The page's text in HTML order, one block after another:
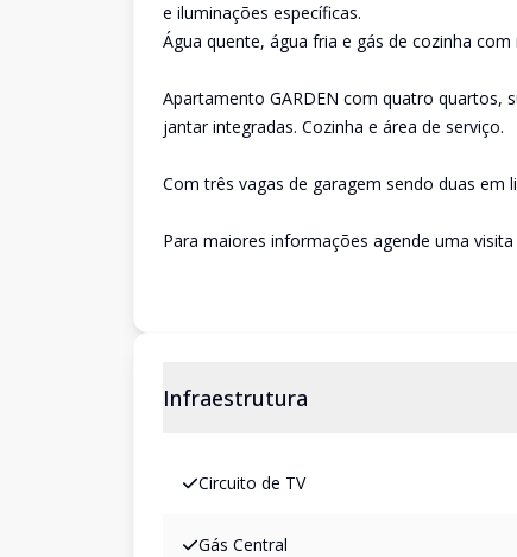
e iluminações específicas.
Água quente, água fria e gás de cozinha
Apartamento GARDEN com quatro quartos,
jantar integradas. Cozinha e área de serviço.
Com três vagas de garagem sendo duas em
Para maiores informações agende uma
Infraestrutura
Circuito de TV
Gás Central